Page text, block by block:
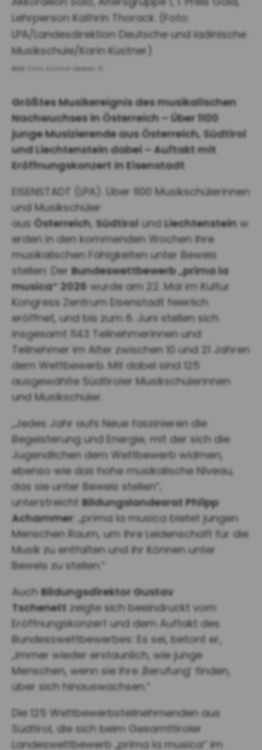
Lehrperson Kathrin Thorack. (Foto:
LPA/Landesdirektion Deutsche und ladinische
Musikschule/Karin Küstner)
Bild: Karin Küstner Lizenz:
Größtes Musikereignis des musikalischen
Nachwuchses in Österreich – Über 1100
junge Musizierende aus Österreich, Südtirol
und Liechtenstein dabei – Auftakt mit
Eröffnungskonzert in Eisenstadt
EISENSTADT (LPA). Über 1100 Musikschülerinnen
und Musikschüler
aus Österreich, Südtirol und Liechtenstein w
erden in den kommenden Wochen ihre
musikalischen Fähigkeiten unter Beweis
stellen: DerBundeswettbewerb „prima la
musica“ 2026 wurde am 22. Mai im Kultur
Kongress Zentrum Eisenstadt feierlich
eröffnet, und bis zum 6. Juni stellen sich
insgesamt 1143 Teilnehmerinnen und
Teilnehmer im Alter zwischen 10 und 21 Jahren
dem Wettbewerb. Mit dabei sind 125
ausgewählte Südtiroler Musikschülerinnen
und Musikschüler.
„Jedes Jahr aufs Neue faszinieren die
Begeisterung und Energie, mit der sich die
Jugendlichen dem Wettbewerb widmen,
ebenso wie das hohe musikalische Niveau,
das sie unter Beweis stellen“,
unterstreichtBildungslandesrat Phlipp
Achammer : „prima la musica bietet jungen
Menschen Raum, um ihre Leidenschaft für die
Musik zu entfalten und ihr Können unter
Beweis zu stellen.“
AuchBildungsdirektor Gustav
Tschenett zeigte sich beeindruckt vom
Eröffnungskonzert und dem Auftakt des
Bundesswettbewerbes: Es sei, betont er,
„immer wieder erstaunlich, wie junge
Menschen, wenn sie ihre ‚Berufung‘ finden,
über sich hinauswachsen.“
Die 125 Wettbewerbsteilnehmenden aus
Südtirol, die sich beim Gesamttiroler
Landeswettbewerb „prima la musica“ im